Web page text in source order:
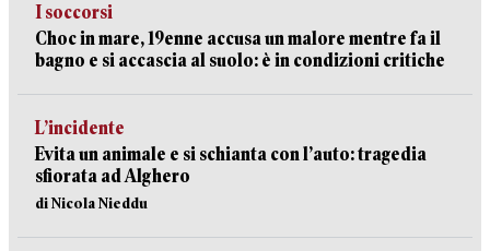
I soccorsi
Choc in mare, 19enne accusa un malore mentre fa il
bagno e si accascia al suolo: è in condizioni critiche
L’incidente
Evita un animale e si schianta con l’auto: tragedia
sfiorata ad Alghero
di Nicola Nieddu